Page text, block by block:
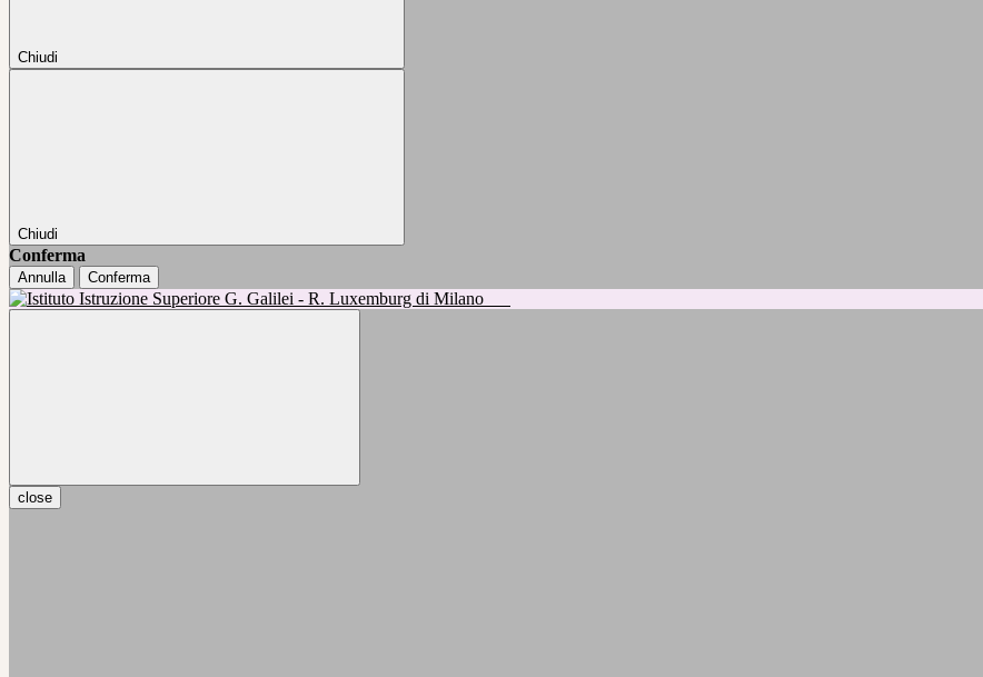
Chiudi
Chiudi
Conferma
Annulla Conferma
close